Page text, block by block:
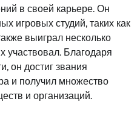
в своей карьере. Он
игровых студий, таких как
выиграл несколько
участвовал. Благодаря
он достиг звания
и получил множество
и организаций.